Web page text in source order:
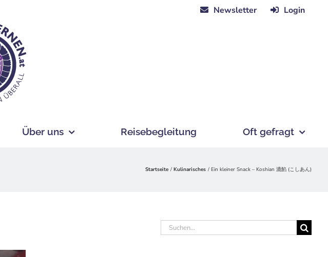
Newsletter Login
Über uns Reisebegleitung Oft gefragt
Startseite Kulinarisches Ein kleiner Snack – Koshian 漉餡 (こしあん)
Suche